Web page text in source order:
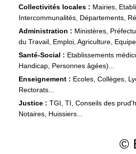
Collectivités locales : Mairies,
Intercommunalités, Départements,
Administration : Ministères,
du Travail, Emploi, Agriculture,
Santé-Social : Etablissements
Handicap, Personnes âgées)...
Enseignement : Ecoles, Collèges,
Rectorats...
Justice : TGI, TI, Conseils des
Notaires, Huissiers...
©